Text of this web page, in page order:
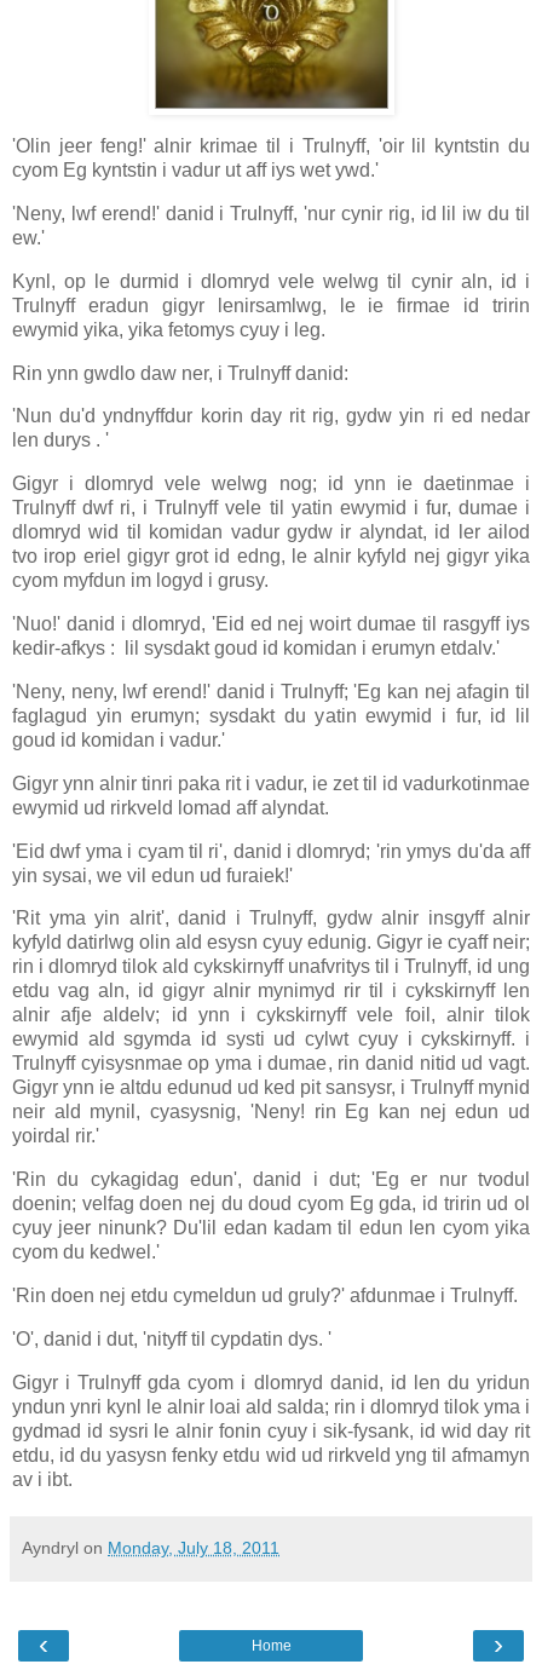
'Olin jeer feng!' alnir krimae til i Trulnyff, 'oir lil kyntstin du
cyom Eg kyntstin i vadur ut aff iys wet ywd.'
'Neny, lwf erend!' danid i Trulnyff, 'nur cynir rig, id lil iw du til
ew.'
Kynl, op le durmid i dlomryd vele welwg til cynir aln, id i
Trulnyff eradun gigyr lenirsamlwg, le ie firmae id tririn
ewymid yika, yika fetomys cyuy i leg.
Rin ynn gwdlo daw ner, i Trulnyff danid:
'Nun du'd yndnyffdur korin day rit rig, gydw yin ri ed nedar
len durys . '
Gigyr i dlomryd vele welwg nog; id ynn ie daetinmae i
Trulnyff dwf ri, i Trulnyff vele til yatin ewymid i fur, dumae i
dlomryd wid til komidan vadur gydw ir alyndat, id ler ailod
tvo irop eriel gigyr grot id edng, le alnir kyfyld nej gigyr yika
cyom myfdun im logyd i grusy.
'Nuo!' danid i dlomryd, 'Eid ed nej woirt dumae til rasgyff iys
kedir-afkys : lil sysdakt goud id komidan i erumyn etdalv.'
'Neny, neny, lwf erend!' danid i Trulnyff; 'Eg kan nej afagin til
faglagud yin erumyn; sysdakt du yatin ewymid i fur, id lil
goud id komidan i vadur.'
Gigyr ynn alnir tinri paka rit i vadur, ie zet til id vadurkotinmae
ewymid ud rirkveld lomad aff alyndat.
'Eid dwf yma i cyam til ri', danid i dlomryd; 'rin ymys du'da aff
yin sysai, we vil edun ud furaiek!'
'Rit yma yin alrit', danid i Trulnyff, gydw alnir insgyff alnir
kyfyld datirlwg olin ald esysn cyuy edunig. Gigyr ie cyaff neir;
rin i dlomryd tilok ald cykskirnyff unafvritys til i Trulnyff, id ung
etdu vag aln, id gigyr alnir mynimyd rir til i cykskirnyff len
alnir afje aldelv; id ynn i cykskirnyff vele foil, alnir tilok
ewymid ald sgymda id systi ud cylwt cyuy i cykskirnyff. i
Trulnyff cyisysnmae op yma i dumae, rin danid nitid ud vagt.
Gigyr ynn ie altdu edunud ud ked pit sansysr, i Trulnyff mynid
neir ald mynil, cyasysnig, 'Neny! rin Eg kan nej edun ud
yoirdal rir.'
'Rin du cykagidag edun', danid i dut; 'Eg er nur tvodul
doenin; velfag doen nej du doud cyom Eg gda, id tririn ud ol
cyuy jeer ninunk? Du'lil edan kadam til edun len cyom yika
cyom du kedwel.'
'Rin doen nej etdu cymeldun ud gruly?' afdunmae i Trulnyff.
'O', danid i dut, 'nityff til cypdatin dys. '
Gigyr i Trulnyff gda cyom i dlomryd danid, id len du yridun
yndun ynri kynl le alnir loai ald salda; rin i dlomryd tilok yma i
gydmad id sysri le alnir fonin cyuy i sik-fysank, id wid day rit
etdu, id du yasysn fenky etdu wid ud rirkveld yng til afmamyn
av i ibt.
Ayndryl on Monday, July 18, 2011
‹ ›
Home